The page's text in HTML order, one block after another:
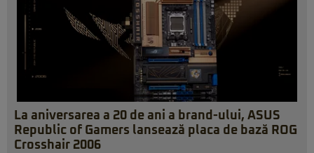
La aniversarea a 20 de ani a brand-ului, ASUS
Republic of Gamers lansează placa de bază ROG
Crosshair 2006